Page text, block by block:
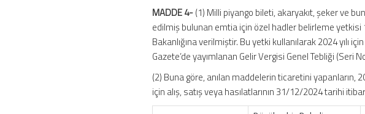
MADDE 4-(1) Milli piyango bileti, akaryakıt, şeker ve
edilmiş bulunan emtia için özel hadler belirleme yetkisi
Bakanlığına verilmiştir. Bu yetki kullanılarak 2024 yılı
Gazete’de yayımlanan Gelir Vergisi Genel Tebliği (Seri
(2) Buna göre, anılan maddelerin ticaretini
için alış, satış veya hasılatlarının 31/12/2024 tarihi